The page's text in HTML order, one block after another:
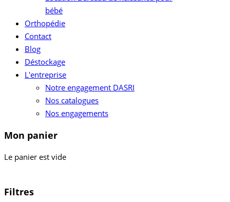
bébé
Orthopédie
Contact
Blog
Déstockage
L'entreprise
Notre engagement DASRI
Nos catalogues
Nos engagements
Mon panier
Le panier est vide
Filtres